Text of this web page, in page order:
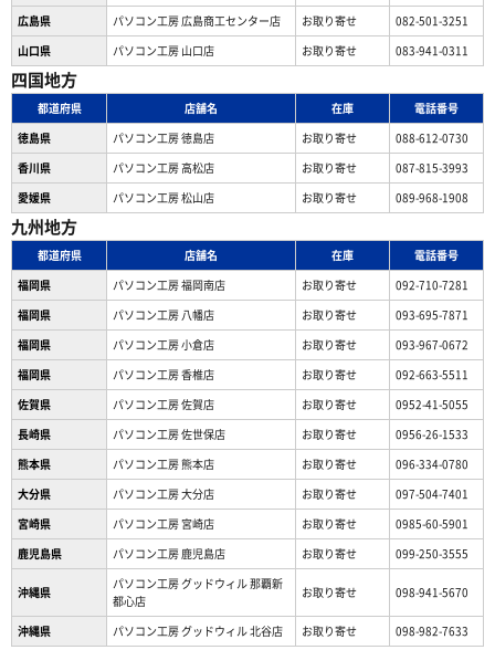
広島県
パソコン工房 広島商工センター店 お取り寄せ
082-501-3251
山口県
パソコン工房 山口店 お取り寄せ 083-941-0311
四国地方
都道府県 店舗名 在庫
電話番号
徳島県
パソコン工房 徳島店 お取り寄せ
088-612-0730
香川県
パソコン工房 高松店 お取り寄せ
087-815-3993
愛媛県
パソコン工房 松山店 お取り寄せ 089-968-1908
九州地方
都道府県 店舗名 在庫
電話番号
福岡県
パソコン工房 福岡南店 お取り寄せ
092-710-7281
福岡県
パソコン工房 八幡店 お取り寄せ
093-695-7871
福岡県
パソコン工房 小倉店 お取り寄せ
093-967-0672
福岡県
パソコン工房 香椎店 お取り寄せ
092-663-5511
佐賀県
パソコン工房 佐賀店 お取り寄せ
0952-41-5055
長崎県
パソコン工房 佐世保店 お取り寄せ
0956-26-1533
熊本県
パソコン工房 熊本店 お取り寄せ
096-334-0780
大分県
パソコン工房 大分店 お取り寄せ
097-504-7401
宮崎県
パソコン工房 宮崎店 お取り寄せ
0985-60-5901
鹿児島県
パソコン工房 鹿児島店 お取り寄せ 099-250-3555
沖縄県
パソコン工房 グッドウィル 那覇新
都心店
お取り寄せ 098-941-5670
沖縄県 パソコン工房 グッドウィル 北谷店 お取り寄せ 098-982-7633